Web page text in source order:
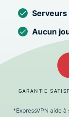
Serveurs
Aucun
GARANTIE
*ExpressVPN aide